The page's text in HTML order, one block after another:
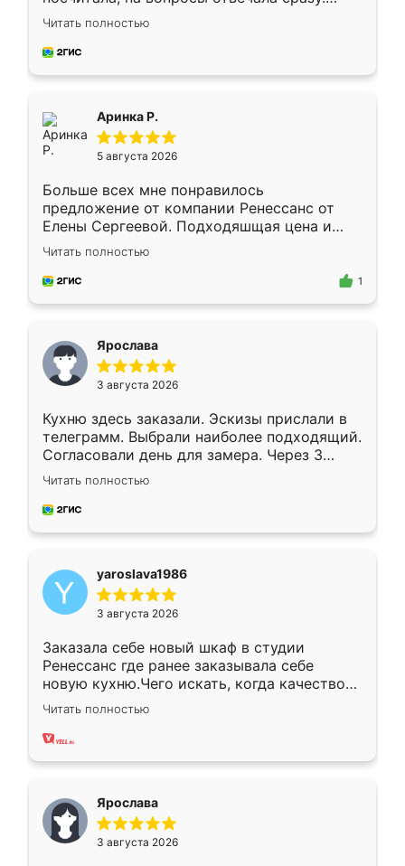
Замерщик приехал в субботу, подошёл к
делу со всей ответственностью. Собрали
за день, ребята работали аккуратно, даже
Читать полностью
Аринка Р.
5 августа 2026
Больше всех мне понравилось
предложение от компании Ренессанс от
Елены Сергеевой. Подходяшщая цена и
короткие сроки изготовления. Приехавший
для замера сотрудник Владислав
предложил по моему эскизу самый
Читать полностью
1
Ярослава
3 августа 2026
Кухню здесь заказали. Эскизы прислали в
телеграмм. Выбрали наиболее подходящий.
Согласовали день для замера. Через 3
недели кухня была уже готова. Остались
довольны работой. Спасибо Ренессанс
мебель за качественную работу!
Читать полностью
yaroslava1986
3 августа 2026
Заказала себе новый шкаф в студии
Ренессанс где ранее заказывала себе
новую кухню.Чего искать, когда качеством
вполне довольна. Служит кухня уже почти
два года, нареканий нет.
Читать полностью
Ярослава
3 августа 2026